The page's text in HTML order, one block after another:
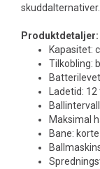
skuddalternativer.
Produktdetaljer:
Kapasitet:
Tilkobling:
Ladetid:
Maksimal
Bane: